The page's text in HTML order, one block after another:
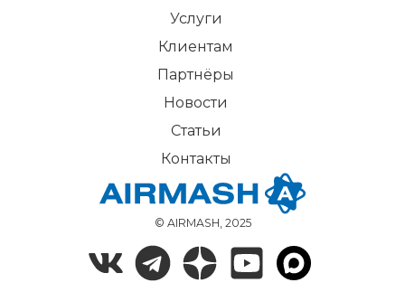
© AIRMASH, 2025
Услуги
Клиентам
Партнёры
Новости
Статьи
Контакты